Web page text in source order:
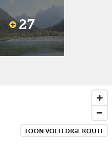
27
TOON VOLLEDIGE ROUTE
Next